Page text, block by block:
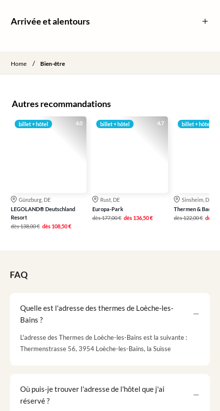
Arrivée et alentours
Home / Bien-être
Autres recommandations
4.0
billet + hôtel
Günzburg, DE
LEGOLAND® Deutschland
Resort
dès138,00 € dès 108,50 €
4.7
billet + hôtel
Rust, DE
Europa-Park
dès177,00 € dès 136,50 €
billet + hôtel
Sinsheim, DE
Thermen &
dès122,00 € dès
FAQ
Quelle est l'adresse des thermes de Loèche-les-
Bains ?
L'adresse des Thermes de Loèche-les-Bains est la suivante :
Thermenstrasse 56, 3954 Loèche-les-Bains, la Suisse
Où puis-je trouver l'adresse de l'hôtel que j'ai
réservé ?